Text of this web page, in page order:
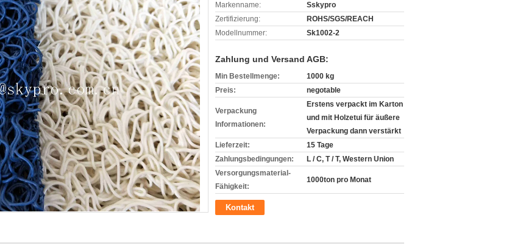
Markenname:
Sskypro
Zertifizierung:
ROHS/SGS/REACH
Modellnummer:
Sk1002-2
Zahlung und Versand AGB:
Min Bestellmenge:
1000 kg
Preis:
negotable
Verpackung
Informationen:
Erstens verpackt im Karton
und mit Holzetui für äußere
Verpackung dann verstärkt
Lieferzeit:
15 Tage
Zahlungsbedingungen:
L / C, T / T, Western Union
Versorgungsmaterial-
Fähigkeit:
1000ton pro Monat
Kontakt